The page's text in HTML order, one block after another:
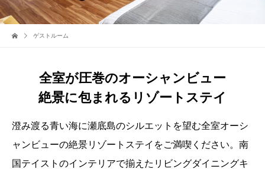
ゲストルーム
全室が圧巻のオーシャンビュー
絶景に包まれるリゾートステイ
澄み渡る青い海に瀬底島のシルエットを望む全室オーシ
ャンビューの絶景リゾートステイをご満喫ください。南
国テイストのインテリアで揃えたリビングダイニングキ